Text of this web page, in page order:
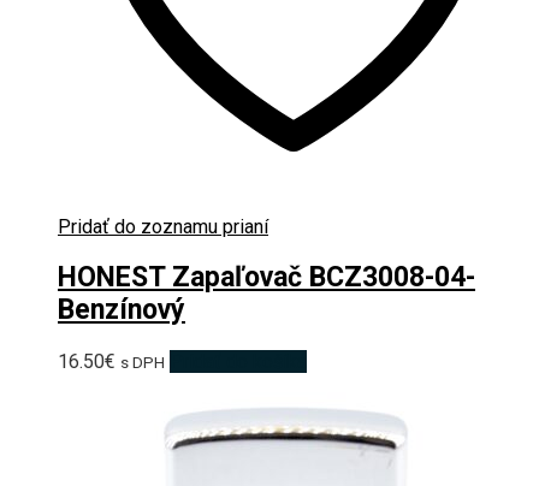
Pridať do zoznamu prianí
HONEST Zapaľovač BCZ3008-04-
Benzínový
16.50€ s DPH